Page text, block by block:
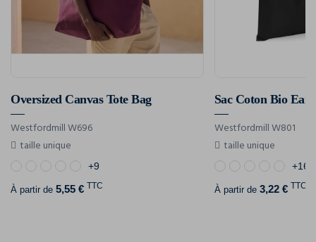
Oversized Canvas Tote Bag
Westfordmill W696
taille unique
+9
À partir de 5,55 € TTC
Sac Coton Bio
Westfordmill W801
taille unique
+16
À partir de 3,22 € TTC